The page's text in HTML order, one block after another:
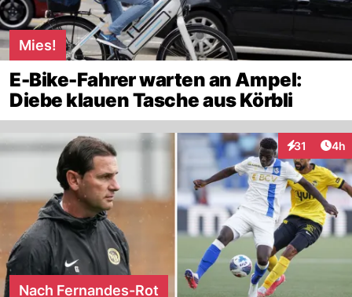
Mies!
E-Bike-Fahrer warten an Ampel:
Diebe klauen Tasche aus Körbli
31
Interaktionen
4h
Nach Fernandes-Rot